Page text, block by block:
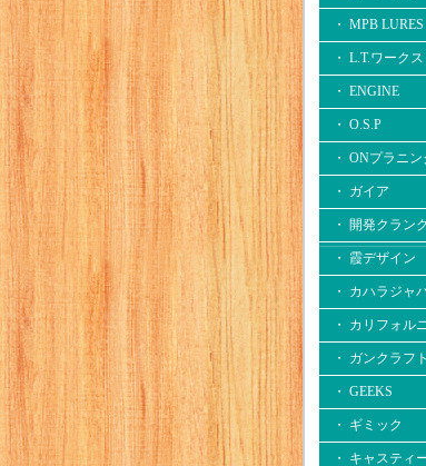
・ MPB LURES
・ L.T.ワークス
・ ENGINE
・ O.S.P
・ ONプラニン
・ ガイア
・ 開発クランク
・ 霞デザイン
・ カハラジャ
・ カリフォル
・ ガンクラフト
・ GEEKS
・ ギミック
・ キャスティ